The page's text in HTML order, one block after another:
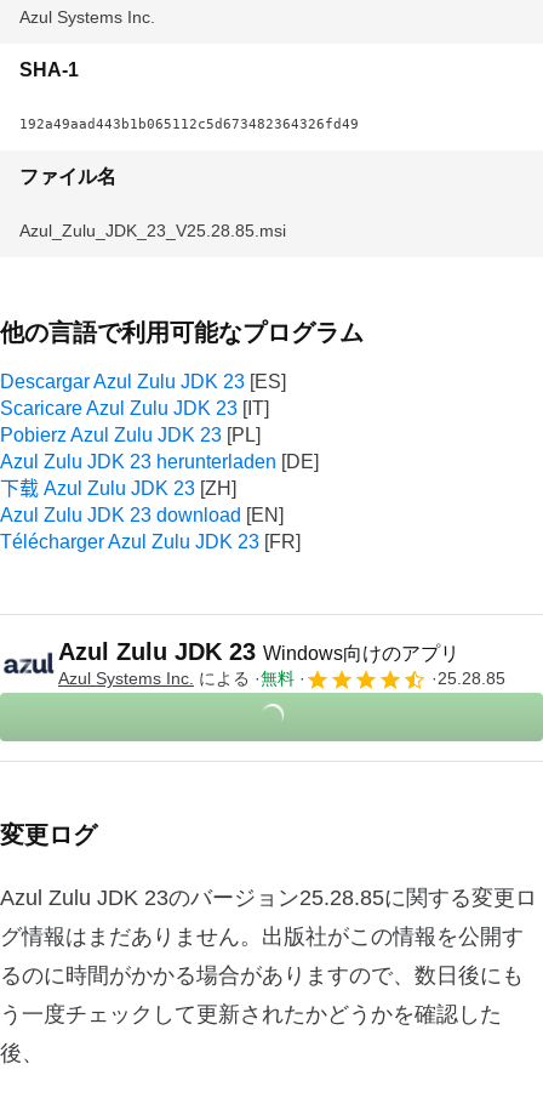
Azul Systems Inc.
SHA-1
192a49aad443b1b065112c5d673482364326fd49
ファイル名
Azul_Zulu_JDK_23_V25.28.85.msi
他の言語で利用可能なプログラム
Descargar Azul Zulu JDK 23
Scaricare Azul Zulu JDK 23
Pobierz Azul Zulu JDK 23
Azul Zulu JDK 23 herunterladen
下载 Azul Zulu JDK 23
Azul Zulu JDK 23 download
Télécharger Azul Zulu JDK 23
Azul Zulu JDK 23 Windows向けのアプリ
Azul Systems Inc. による 無料 25.28.85
変更ログ
Azul Zulu JDK 23のバージョン25.28.85に関する変更ロ
グ情報はまだありません。出版社がこの情報を公開す
るのに時間がかかる場合がありますので、数日後にも
う一度チェックして更新されたかどうかを確認した
後、